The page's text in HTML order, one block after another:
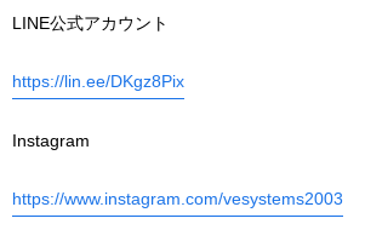
LINE公式アカウント
https://lin.ee/DKgz8Pix
Instagram
https://www.instagram.com/vesystems2003